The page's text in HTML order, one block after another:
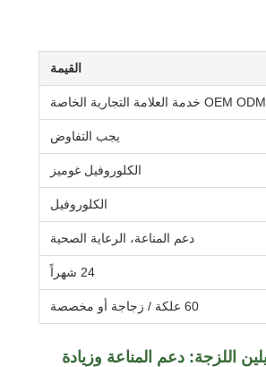
القيمة
OEM ODM خدمة العلامة التجارية الخاصة
يجب التفاوض
الكلوروفيل غوميز
الكلوروفيل
دعم المناعة، الرعاية الصحية
24 شهراً
60 علكة / زجاجة أو مخصصة
اللزجة: دعم المناعة وزيادة